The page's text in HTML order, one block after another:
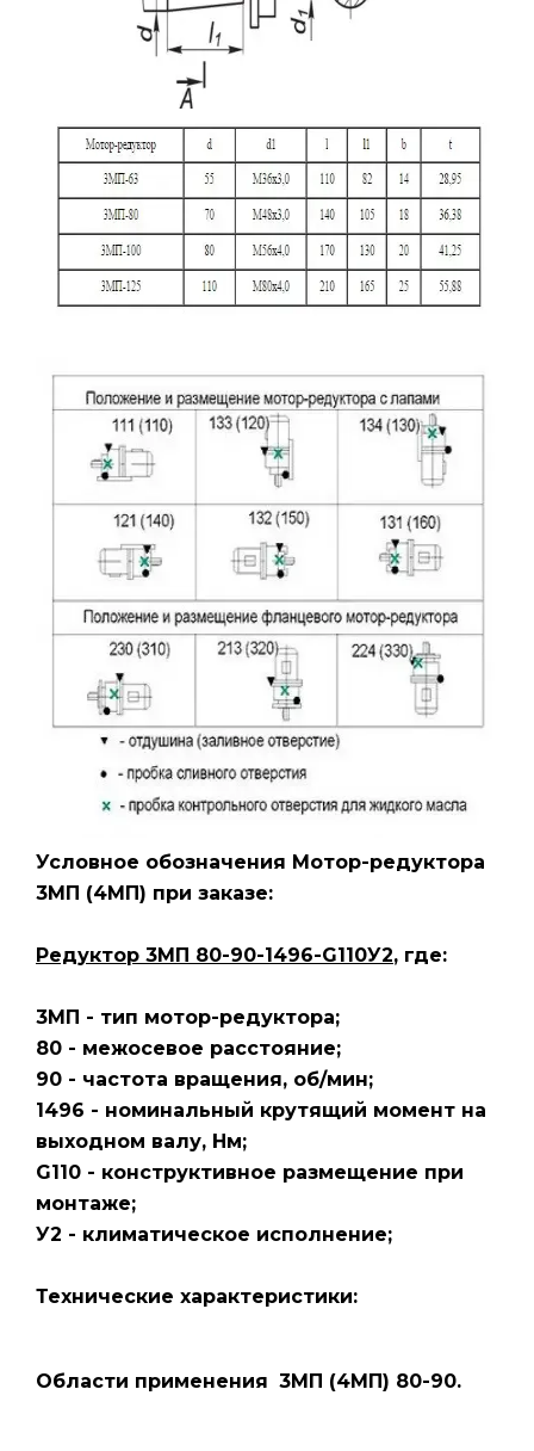
Условное обозначения Мотор-редуктора
3МП (4МП) при заказе:
Редуктор 3МП 80-90-1496-G110У2, где:
3МП - тип мотор-редуктора;
80 - межосевое расстояние;
90 - частота вращения, об/мин;
1496 - номинальный крутящий момент на
выходном валу, Нм;
G110 - конструктивное размещение при
монтаже;
У2 - климатическое исполнение;
Технические характеристики:
Области применения 3МП (4МП) 80-90.